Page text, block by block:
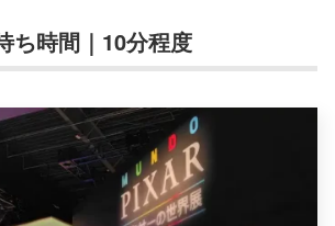
ち時間｜10分程度